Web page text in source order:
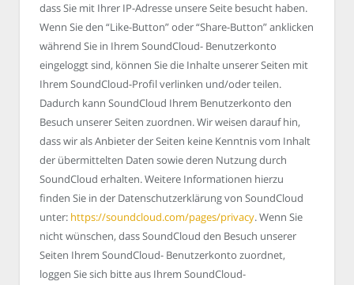
dass Sie mit Ihrer IP-Adresse unsere Seite besucht haben.
Wenn Sie den “Like-Button” oder “Share-Button” anklicken
während Sie in Ihrem SoundCloud- Benutzerkonto
eingeloggt sind, können Sie die Inhalte unserer Seiten mit
Ihrem SoundCloud-Profil verlinken und/oder teilen.
Dadurch kann SoundCloud Ihrem Benutzerkonto den
Besuch unserer Seiten zuordnen. Wir weisen darauf hin,
dass wir als Anbieter der Seiten keine Kenntnis vom Inhalt
der übermittelten Daten sowie deren Nutzung durch
SoundCloud erhalten. Weitere Informationen hierzu
finden Sie in der Datenschutzerklärung von SoundCloud
unter: https://soundcloud.com/pages/privacy. Wenn Sie
nicht wünschen, dass SoundCloud den Besuch unserer
Seiten Ihrem SoundCloud- Benutzerkonto zuordnet,
loggen Sie sich bitte aus Ihrem SoundCloud-